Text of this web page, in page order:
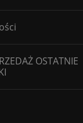
OSTATNIE